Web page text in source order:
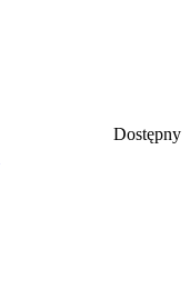
Dostępny